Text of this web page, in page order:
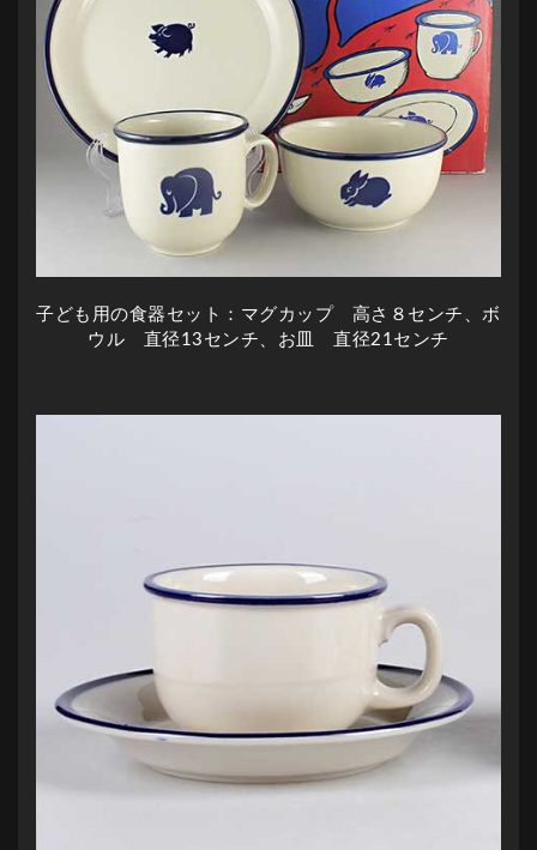
子ども用の食器セット：マグカップ 高さ８センチ、ボ
ウル 直径13センチ、お皿 直径21センチ